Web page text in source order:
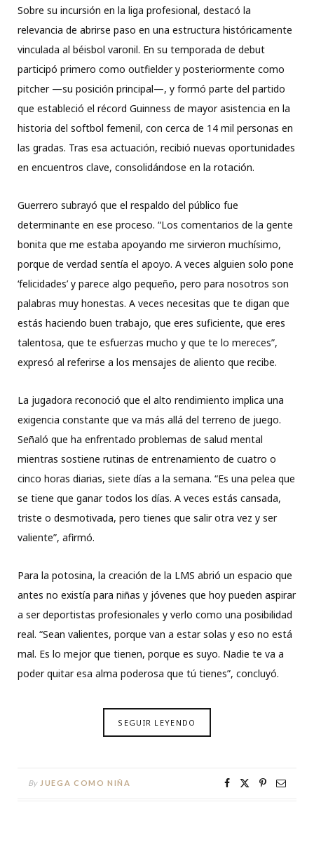
Sobre su incursión en la liga profesional, destacó la
relevancia de abrirse paso en una estructura históricamente
vinculada al béisbol varonil. En su temporada de debut
participó primero como outfielder y posteriormente como
pitcher —su posición principal—, y formó parte del partido
que estableció el récord Guinness de mayor asistencia en la
historia del softbol femenil, con cerca de 14 mil personas en
las gradas. Tras esa actuación, recibió nuevas oportunidades
en encuentros clave, consolidándose en la rotación.
Guerrero subrayó que el respaldo del público fue
determinante en ese proceso. “Los comentarios de la gente
bonita que me estaba apoyando me sirvieron muchísimo,
porque de verdad sentía el apoyo. A veces alguien solo pone
‘felicidades’ y parece algo pequeño, pero para nosotros son
palabras muy honestas. A veces necesitas que te digan que
estás haciendo buen trabajo, que eres suficiente, que eres
talentosa, que te esfuerzas mucho y que te lo mereces”,
expresó al referirse a los mensajes de aliento que recibe.
La jugadora reconoció que el alto rendimiento implica una
exigencia constante que va más allá del terreno de juego.
Señaló que ha enfrentado problemas de salud mental
mientras sostiene rutinas de entrenamiento de cuatro o
cinco horas diarias, siete días a la semana. “Es una pelea que
se tiene que ganar todos los días. A veces estás cansada,
triste o desmotivada, pero tienes que salir otra vez y ser
valiente”, afirmó.
Para la potosina, la creación de la LMS abrió un espacio que
antes no existía para niñas y jóvenes que hoy pueden aspirar
a ser deportistas profesionales y verlo como una posibilidad
real. “Sean valientes, porque van a estar solas y eso no está
mal. Es lo mejor que tienen, porque es suyo. Nadie te va a
poder quitar esa alma poderosa que tú tienes”, concluyó.
SEGUIR LEYENDO
By JUEGA COMO NIÑA